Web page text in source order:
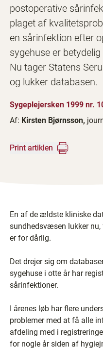
postoperative
plaget af
en sårinfektion efter
sygehuse er
Nu tager Statens
og lukker databasen.
Sygeplejersken 1999 nr.
Af: Kirsten Bjørnsson,
Print artiklen
En af de ældste kliniske
sundhedsvæsen lukker
er for dårlig.
Det drejer sig om
sygehuse i otte år har
sårinfektioner.
I årenes løb har flere
problemer med at få alle
afdeling med i
for nogle år siden af